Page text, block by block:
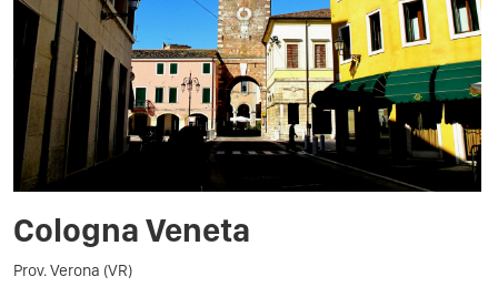
Cologna Veneta
Prov. Verona (VR)